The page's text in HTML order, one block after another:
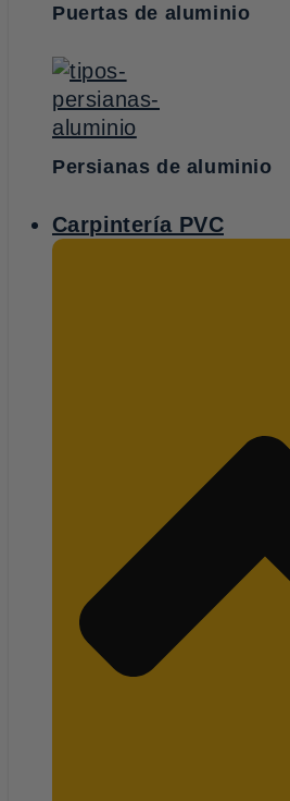
Puertas de aluminio
Persianas de aluminio
Carpintería PVC